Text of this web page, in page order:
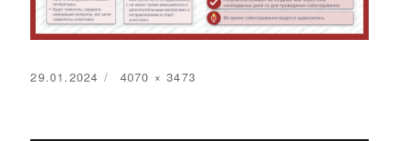
Опубликовано
29.01.2024
Полный
4070 × 3473